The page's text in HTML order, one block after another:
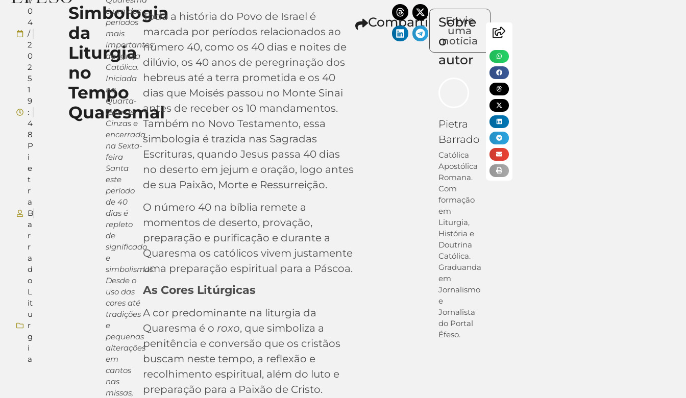
0
4
/
2
0
2
5
1
9
:
4
8
P
i
e
t
r
a
B
a
r
r
a
d
o
L
it
u
r
g
i
a
Simbologia
da
Liturgia
no
Tempo
Quaresmal
é um dos
períodos
mais
importantes
da Igreja
Católica.
Iniciada
na
Quarta-
feira de
Cinzas e
encerrada
na Sexta-
feira
Santa
este
período
de 40
dias é
repleto
de
significado
e
simbolismos.
Desde o
uso das
cores até
tradições
e
pequenas
alterações
em
cantos
nas
missas,
Toda a história do Povo de Israel é
marcada por períodos relacionados ao
número 40, como os 40 dias e noites de
dilúvio, os 40 anos de peregrinação dos
hebreus até a terra prometida e os 40
dias que Moisés passou no Monte Sinai
antes de receber os 10 mandamentos.
Também no Novo Testamento, essa
simbologia é trazida nas Sagradas
Escrituras, quando Jesus passa 40 dias
no deserto em jejum e oração, logo antes
de sua Paixão, Morte e Ressurreição.
O número 40 na bíblia remete a
momentos de deserto, provação,
preparação e purificação e durante a
Quaresma os católicos vivem justamente
uma preparação espiritual para a Páscoa.
As Cores Litúrgicas
A cor predominante na liturgia da
Quaresma é o roxo, que simboliza a
penitência e conversão que os cristãos
buscam neste tempo, a reflexão e
recolhimento espiritual, além do luto e
preparação para a Paixão de Cristo.
CompartilheEnvie
uma
notícia
Sobre
o
autor
Pietra
Barrado
Católica
Apostólica
Romana.
Com
formação
em
Liturgia,
História e
Doutrina
Católica.
Graduanda
em
Jornalismo
e
Jornalista
do Portal
Éfeso.